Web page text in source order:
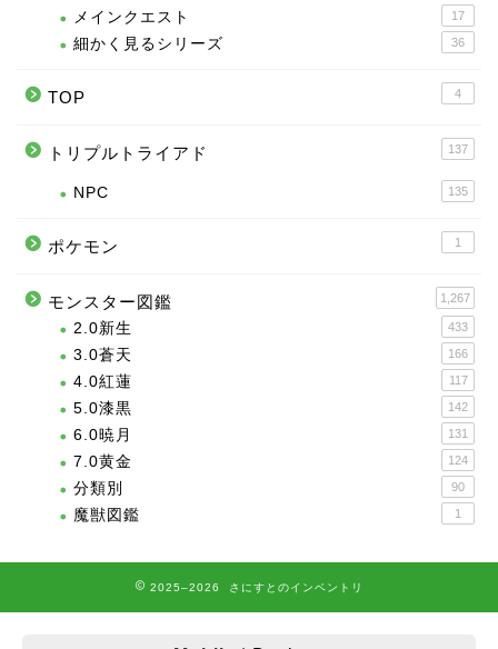
メインクエスト 17
細かく見るシリーズ 36
TOP 4
トリプルトライアド 137
NPC 135
ポケモン 1
モンスター図鑑 1,267
2.0新生 433
3.0蒼天 166
4.0紅蓮 117
5.0漆黒 142
6.0暁月 131
7.0黄金 124
分類別 90
魔獣図鑑 1
2025–2026 さにすとのインベントリ